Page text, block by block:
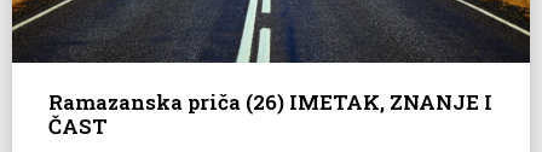
Ramazanska priča (26) IMETAK, ZNANJE I
ČAST